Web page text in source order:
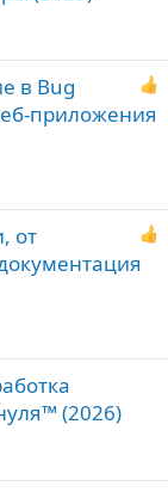
в Bug
приложения
от
(2026)